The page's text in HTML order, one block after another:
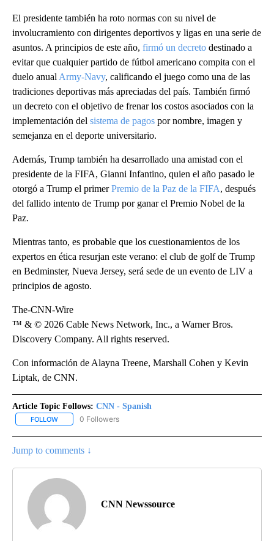
El presidente también ha roto normas con su nivel de
involucramiento con dirigentes deportivos y ligas en una serie de
asuntos. A principios de este año, firmó un decreto destinado a
evitar que cualquier partido de fútbol americano compita con el
duelo anual Army-Navy, calificando el juego como una de las
tradiciones deportivas más apreciadas del país. También firmó
un decreto con el objetivo de frenar los costos asociados con la
implementación del sistema de pagos por nombre, imagen y
semejanza en el deporte universitario.
Además, Trump también ha desarrollado una amistad con el
presidente de la FIFA, Gianni Infantino, quien el año pasado le
otorgó a Trump el primerPremio de la Paz de la FIFA, después
del fallido intento de Trump por ganar el Premio Nobel de la
Paz.
Mientras tanto, es probable que los cuestionamientos de los
expertos en ética resurjan este verano: el club de golf de Trump
en Bedminster, Nueva Jersey, será sede de un evento de LIV a
principios de agosto.
The-CNN-Wire
™ & © 2026 Cable News Network, Inc., a Warner Bros.
Discovery Company. All rights reserved.
Con información de Alayna Treene, Marshall Cohen y Kevin
Liptak, de CNN.
Article Topic Follows: CNN - Spanish
FOLLOW FOLLOW "CNN - SPANISH" TO RECEIVE NOTIFICATIONS ABOUT
0 Followers
Jump to comments ↓
CNN Newssource